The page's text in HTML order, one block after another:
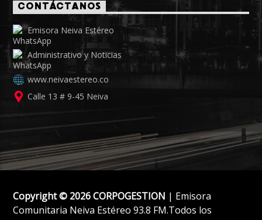
CONTÁCTANOS
Emisora Neiva Estéreo
Administrativo y Noticias
www.neivaestereo.co
Calle 13 # 9-45 Neiva
Copyright © 2026 CORPOGESTION | Emisora
Comunitaria Neiva Estéreo 93.8 FM.Todos los